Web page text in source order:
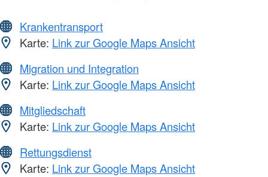
Krankentransport
Karte: Link zur Google Maps Ansicht
Migration und Integration
Karte: Link zur Google Maps Ansicht
Mitgliedschaft
Karte: Link zur Google Maps Ansicht
Rettungsdienst
Karte: Link zur Google Maps Ansicht